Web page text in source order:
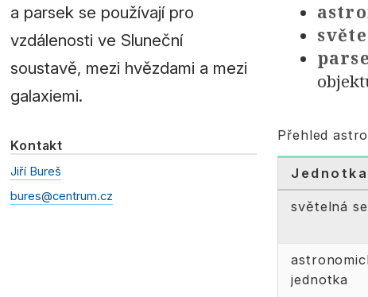
Přehled
Jednotka
světelná
jednotka
a parsek se používají pro
vzdálenosti ve Sluneční
soustavě, mezi hvězdami a mezi
galaxiemi.
Kontakt
Jiří Bureš
bures@centrum.cz